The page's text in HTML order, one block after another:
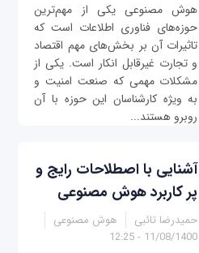
هوش مصنوعی یکی از مهم‌ترین‌
حوزه‌های فناوری اطلاعات است که
تاثیرات آن بر بخش‌های مهم اقتصاد
و تجارت غیرقابل انکار است. یکی از
مشکلات مهمی که صنعت امنیت و
به ویژه کارشناسان این حوزه با آن
روبرو هستند...
آشنایی با اصطلاحات رایج و
پر کاربرد هوش مصنوعی
حمیدرضا تائبی
هوش مصنوعی
11/08/1400 - 12:25